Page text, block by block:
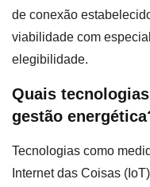
de conexão
viabilidade com
elegibilidade.
Quais
gestão
Tecnologias como
Internet das Coisas